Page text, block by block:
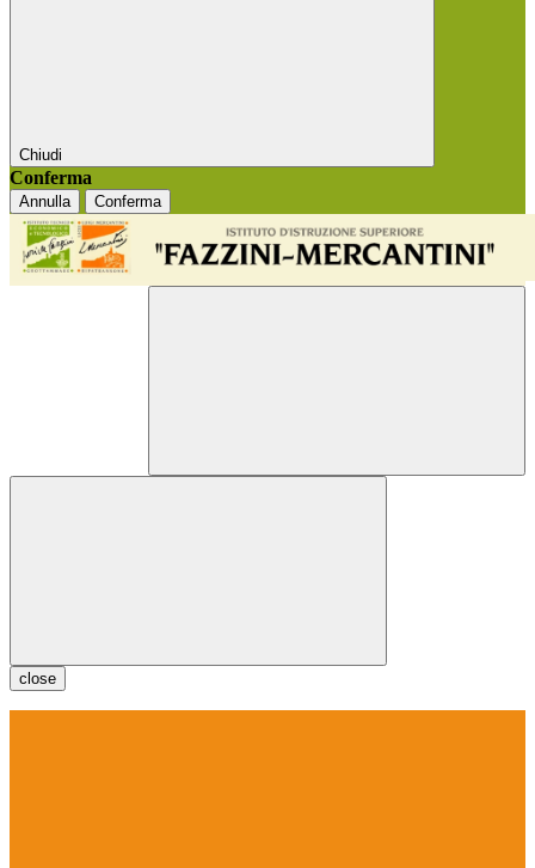
Chiudi
Conferma
Annulla Conferma
close